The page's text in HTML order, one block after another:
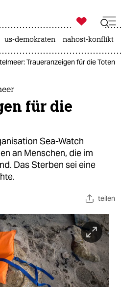
ich
ich

taz zahl ich
us-demokraten nahost-konflikt
Traueranzeigen für die Toten
für die
Sea-Watch
an Menschen, die im
Das Sterben sei eine
teilen